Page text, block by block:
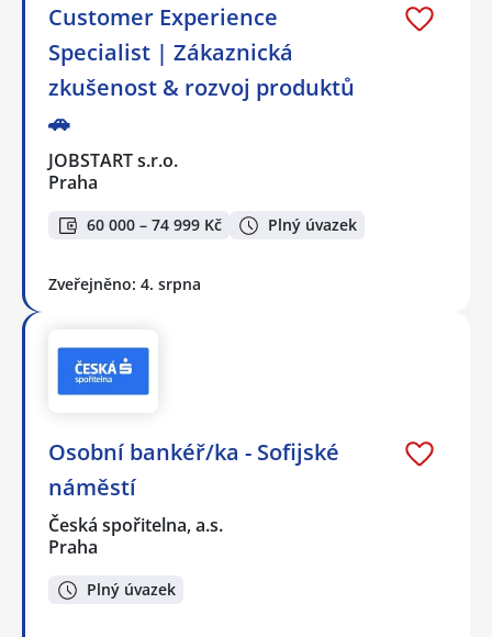
Customer Experience
Specialist | Zákaznická
zkušenost & rozvoj produktů
🚗
JOBSTART s.r.o.
Praha
60 000 – 74 999 Kč Plný úvazek
Zveřejněno: 4. srpna
Osobní bankéř/ka - Sofijské
náměstí
Česká spořitelna, a.s.
Praha
Plný úvazek